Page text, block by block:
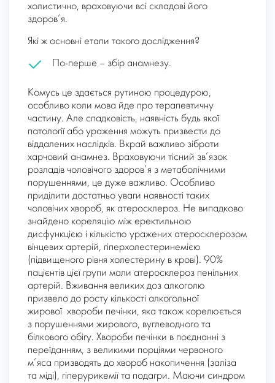
холистично, враховуючи всі складові його
здоров’я.
Які ж основні етапи такого дослідження?
По-перше – збір анамнезу.
Комусь це здається рутиною процедурою,
особливо коли мова йде про терапевтичну
частину. Але спадковість, наявність будь якої
патології або ураження можуть призвести до
віддалених наслідків. Вкрай важливо зібрати
харчовий анамнез. Враховуючи тісний зв’язок
розладів чоловічого здоров’я з метаболічними
порушеннями, це дуже важливо. Особливо
приділити достатньо уваги наявності таких
чоловічих хвороб, як атеросклероз. Не випадково
знайдено кореляцію між еректильною
дисфункцією і кількістю уражених атеросклерозом
вінцевих артерій, гіперхолестеринемією
(підвищеного рівня холестерину в крові). 90%
пацієнтів цієї групи мали атеросклероз пенільних
артерій. Вживання великих доз алкоголю
призвело до росту кількості алкогольної
жирової хвороби печінки, яка також корелюється
з порушеннями жирового, вуглеводного та
білкового обігу. Хвороби печінки в поєднанні з
переїданням, з великими порціями червоного
м’яса призводять до хвороб накопичення (заліза
та міді), гіперурикемії та подагри. Маючи синдром